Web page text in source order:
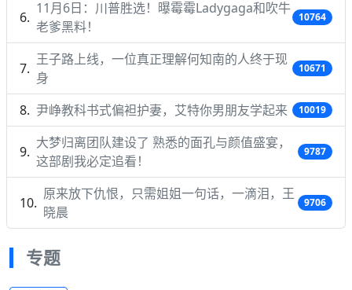
11月6日：川普胜选！曝霉霉Ladygaga和吹牛
老爹黑料！
10764
王子路上线，一位真正理解何知南的人终于现
身
10671
尹峥教科书式偏袒护妻，艾特你男朋友学起来 10019
大梦归离团队建设了 熟悉的面孔与颜值盛宴，
这部剧我必定追看！
9787
原来放下仇恨，只需姐姐一句话，一滴泪，王
晓晨
9706
专题